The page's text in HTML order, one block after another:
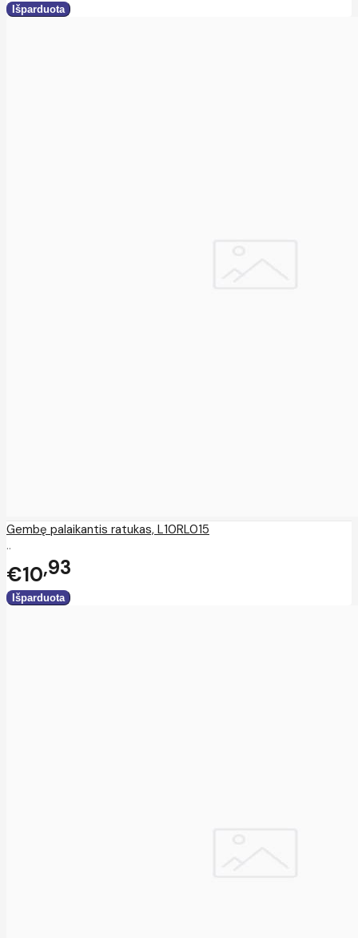
Gembę palaikantis ratukas, L10RL015
..
€10 93